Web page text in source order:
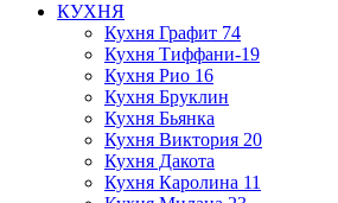
КУХНЯ
Кухня Графит 74
Кухня Тиффани-19
Кухня Рио 16
Кухня Бруклин
Кухня Бьянка
Кухня Виктория 20
Кухня Дакота
Кухня Каролина 11